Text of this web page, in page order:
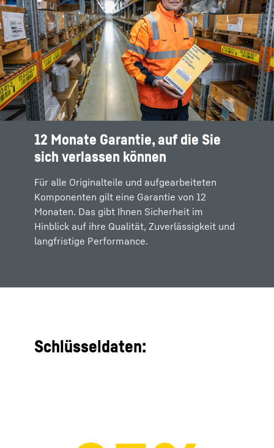
12 Monate Garantie, auf die Sie
sich verlassen können​
Für alle Originalteile und aufgearbeiteten
Komponenten gilt eine Garantie von 12
Monaten. Das gibt Ihnen Sicherheit im
Hinblick auf ihre Qualität, Zuverlässigkeit und
langfristige Performance.
Schlüsseldaten: